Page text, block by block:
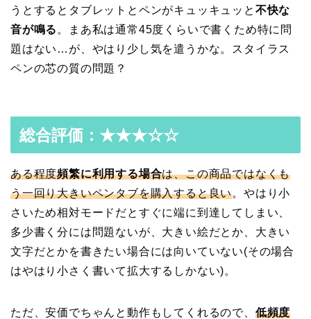
うとするとタブレットとペンがキュッキュッと 不快な
音が鳴る。まあ私は通常45度くらいで書くため特に問
題はない…が、やはり少し気を遣うかな。スタイラス
ペンの芯の質の問題？
総合評価：★★★☆☆
ある程度頻繁に利用する場合は、この商品ではなくも
う一回り大きいペンタブを購入すると良い。やはり小
さいため相対モードだとすぐに端に到達してしまい、
多少書く分には問題ないが、大きい絵だとか、大きい
文字だとかを書きたい場合には向いていない(その場合
はやはり小さく書いて拡大するしかない)。
ただ、安価でちゃんと動作もしてくれるので、 低頻度